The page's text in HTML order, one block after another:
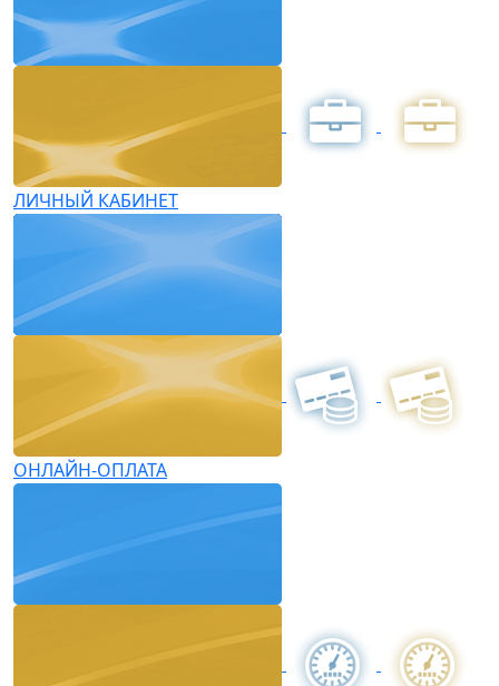
ЛИЧНЫЙ КАБИНЕТ
ОНЛАЙН-ОПЛАТА